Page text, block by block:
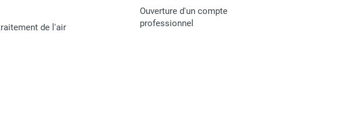
de l'air
Ouverture d'un compte
professionnel